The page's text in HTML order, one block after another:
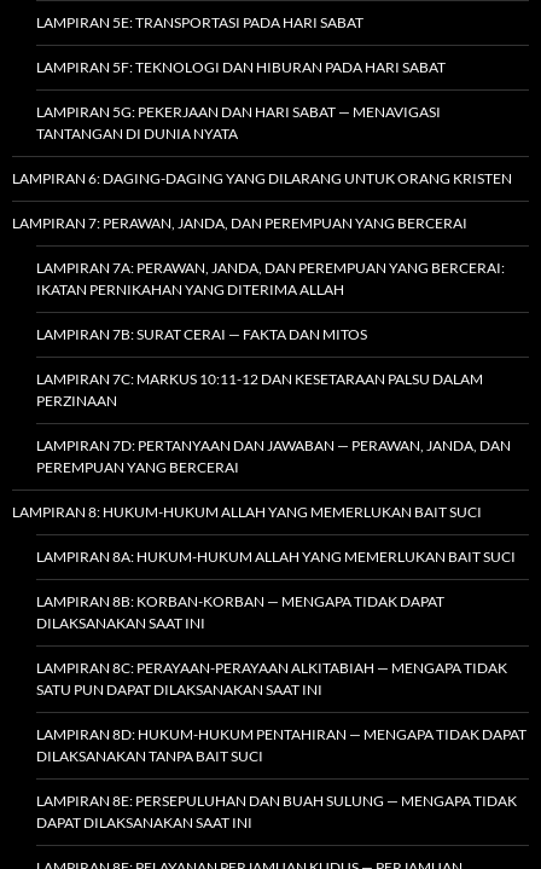
LAMPIRAN 5E: TRANSPORTASI PADA HARI SABAT
LAMPIRAN 5F: TEKNOLOGI DAN HIBURAN PADA HARI SABAT
LAMPIRAN 5G: PEKERJAAN DAN HARI SABAT — MENAVIGASI
TANTANGAN DI DUNIA NYATA
LAMPIRAN 6: DAGING-DAGING YANG DILARANG UNTUK ORANG KRISTEN
LAMPIRAN 7: PERAWAN, JANDA, DAN PEREMPUAN YANG BERCERAI
LAMPIRAN 7A: PERAWAN, JANDA, DAN PEREMPUAN YANG BERCERAI:
IKATAN PERNIKAHAN YANG DITERIMA ALLAH
LAMPIRAN 7B: SURAT CERAI — FAKTA DAN MITOS
LAMPIRAN 7C: MARKUS 10:11-12 DAN KESETARAAN PALSU DALAM
PERZINAAN
LAMPIRAN 7D: PERTANYAAN DAN JAWABAN — PERAWAN, JANDA, DAN
PEREMPUAN YANG BERCERAI
LAMPIRAN 8: HUKUM-HUKUM ALLAH YANG MEMERLUKAN BAIT SUCI
LAMPIRAN 8A: HUKUM-HUKUM ALLAH YANG MEMERLUKAN BAIT SUCI
LAMPIRAN 8B: KORBAN-KORBAN — MENGAPA TIDAK DAPAT
DILAKSANAKAN SAAT INI
LAMPIRAN 8C: PERAYAAN-PERAYAAN ALKITABIAH — MENGAPA TIDAK
SATU PUN DAPAT DILAKSANAKAN SAAT INI
LAMPIRAN 8D: HUKUM-HUKUM PENTAHIRAN — MENGAPA TIDAK DAPAT
DILAKSANAKAN TANPA BAIT SUCI
LAMPIRAN 8E: PERSEPULUHAN DAN BUAH SULUNG — MENGAPA TIDAK
DAPAT DILAKSANAKAN SAAT INI